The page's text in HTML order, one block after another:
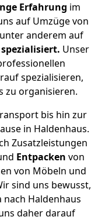
Erfahrung im
auf Umzüge von
anderem auf
Unser
spezialisieren,
zu organisieren.
bis hin zur
in Haldenhaus.
Zusatzleistungen
Entpacken von
von Möbeln und
sind uns bewusst,
nach Haldenhaus
daher darauf